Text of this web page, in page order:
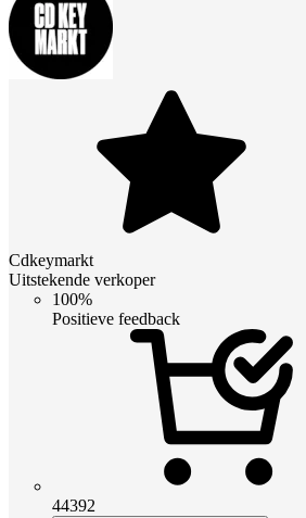
Cdkeymarkt
Uitstekende verkoper
100%
Positieve feedback
44392